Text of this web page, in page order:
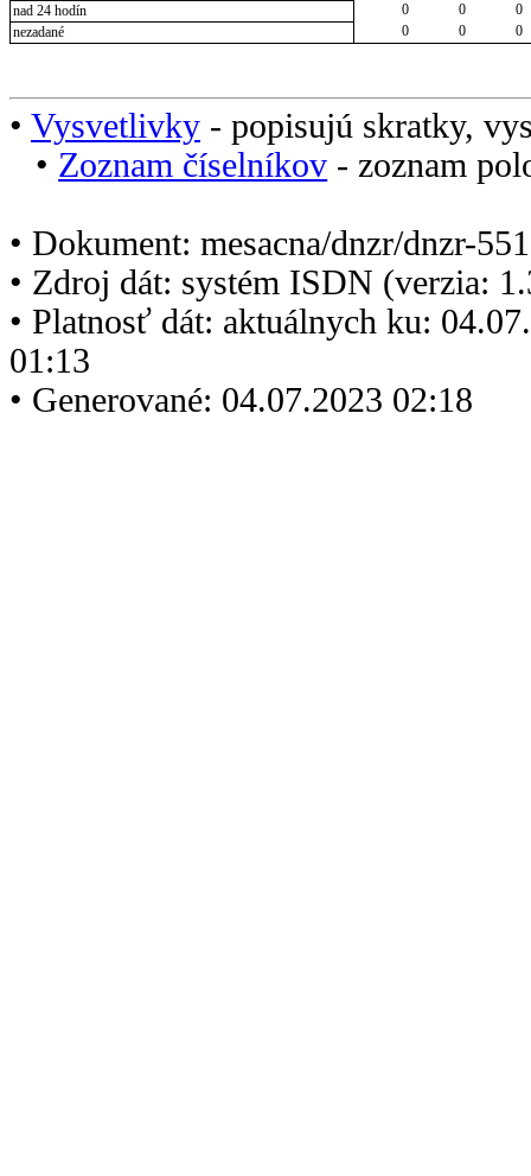
nad 24 hodín
0 0
0
nezadané
0 0 0
• Vysvetlivky - popisujú skratky,
• Zoznam číselníkov - zoznam
• Dokument: mesacna/dnzr/dnzr-
• Zdroj dát: systém ISDN (verzia:
• Platnosť dát: aktuálnych ku:
01:13
• Generované: 04.07.2023 02:18